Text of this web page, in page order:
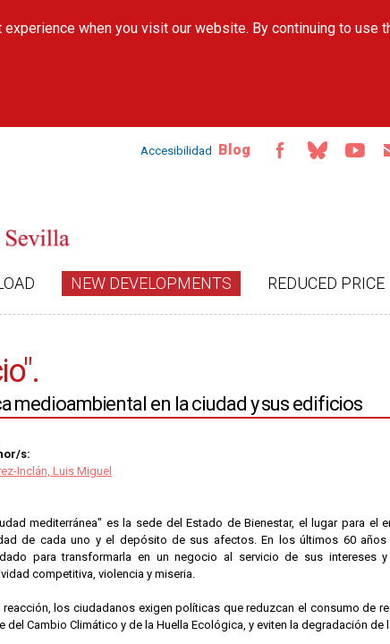
main
when you visit our website. By continuing to use
Accesibilidad Blog
NEW DEVELOPMENTS REDUCED PRICE
medioambiental en la ciudad y sus edificios
s:
Inclán, Luis Miguel
mediterránea" es la sede del Estado de Bienestar, el lugar para el
de cada uno y el depósito de sus afectos. En los últimos 60
para transformarla en un negocio al servicio de sus intereses
competitiva, violencia y miseria.
reacción, los ciudadanos exigen políticas que reduzcan el consumo de
del Cambio Climático y de la Huella Ecológica, y eviten la degradación